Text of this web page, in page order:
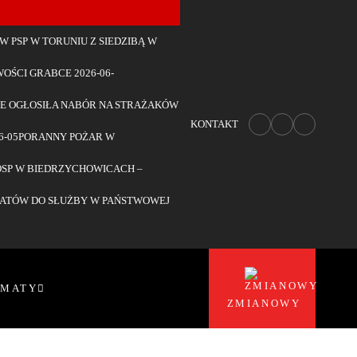
PSP W TORUNIU Z SIEDZIBĄ W
GRABCE 2026-06-
OGŁOSIŁA NABÓR NA STRAŻAKÓW
05PORANNY POŻAR W
W BIEDRZYCHOWICACH –
DO SŁUŻBY W PAŃSTWOWEJ
KONTAKT
ZMIANOWY